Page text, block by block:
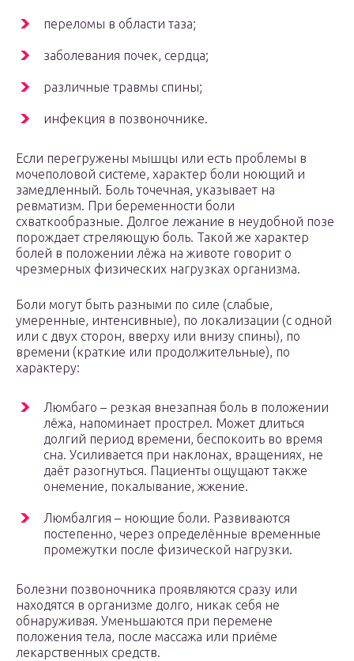
переломы в области таза;
заболевания почек, сердца;
различные травмы спины;
инфекция в позвоночнике.
Если перегружены мышцы или есть проблемы в
мочеполовой системе, характер боли ноющий и
замедленный. Боль точечная, указывает на
ревматизм. При беременности боли
схваткообразные. Долгое лежание в неудобной позе
порождает стреляющую боль. Такой же характер
болей в положении лёжа на животе говорит о
чрезмерных физических нагрузках организма.
Боли могут быть разными по силе (слабые,
умеренные, интенсивные), по локализации (с одной
или с двух сторон, вверху или внизу спины), по
времени (краткие или продолжительные), по
характеру:
Люмбаго – резкая внезапная боль в положении
лёжа, напоминает прострел. Может длиться
долгий период времени, беспокоить во время
сна. Усиливается при наклонах, вращениях, не
даёт разогнуться. Пациенты ощущают также
онемение, покалывание, жжение.
Люмбалгия – ноющие боли. Развиваются
постепенно, через определённые временные
промежутки после физической нагрузки.
Болезни позвоночника проявляются сразу или
находятся в организме долго, никак себя не
обнаруживая. Уменьшаются при перемене
положения тела, после массажа или приёме
лекарственных средств.